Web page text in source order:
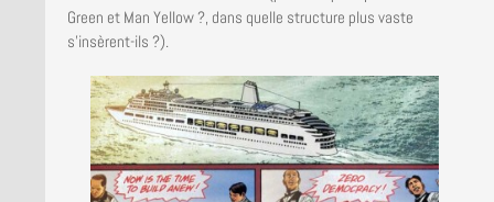
Green et Man Yellow ?, dans quelle structure plus vaste
s’insèrent-ils ?).